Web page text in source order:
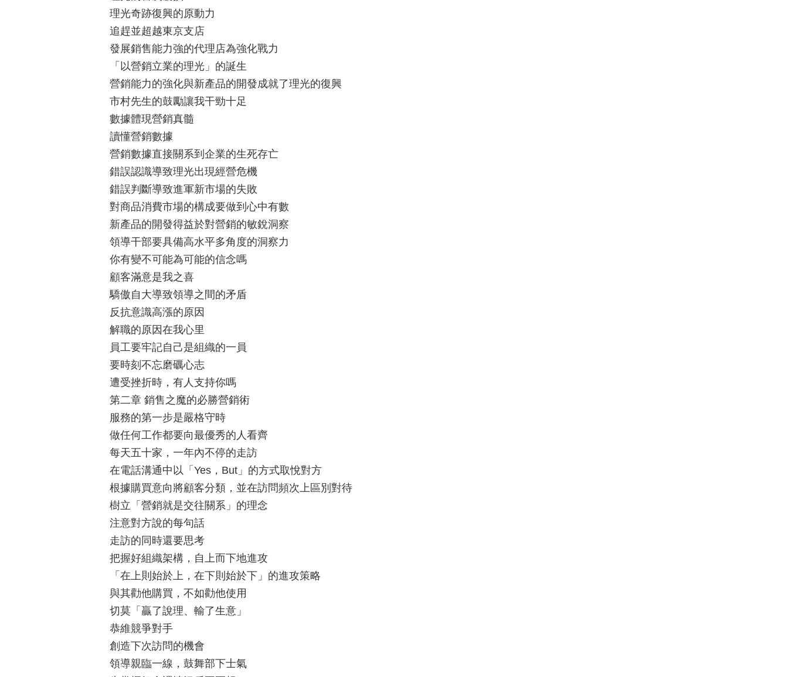
理光奇跡復興的原動力
追趕並超越東京支店
發展銷售能力強的代理店為強化戰力
「以營銷立業的理光」的誕生
營銷能力的強化與新產品的開發成就了理光的復興
市村先生的鼓勵讓我干勁十足
數據體現營銷真髓
讀懂營銷數據
營銷數據直接關系到企業的生死存亡
錯誤認識導致理光出現經營危機
錯誤判斷導致進軍新市場的失敗
對商品消費市場的構成要做到心中有數
新產品的開發得益於對營銷的敏銳洞察
領導干部要具備高水平多角度的洞察力
你有變不可能為可能的信念嗎
顧客滿意是我之喜
驕傲自大導致領導之間的矛盾
反抗意識高漲的原因
解職的原因在我心里
員工要牢記自己是組織的一員
要時刻不忘磨礪心志
遭受挫折時，有人支持你嗎
第二章 銷售之魔的必勝營銷術
服務的第一步是嚴格守時
做任何工作都要向最優秀的人看齊
每天五十家，一年內不停的走訪
在電話溝通中以「Yes，But」的方式取悅對方
根據購買意向將顧客分類，並在訪問頻次上區別對待
樹立「營銷就是交往關系」的理念
注意對方說的每句話
走訪的同時還要思考
把握好組織架構，自上而下地進攻
「在上則始於上，在下則始於下」的進攻策略
與其勸他購買，不如勸他使用
切莫「贏了說理、輸了生意」
恭維競爭對手
創造下次訪問的機會
領導親臨一線，鼓舞部下士氣